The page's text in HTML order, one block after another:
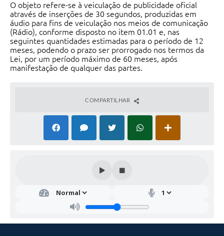
O objeto refere-se à veiculação de publicidade oficial
através de inserções de 30 segundos, produzidas em
áudio para fins de veiculação nos meios de comunicação
(Rádio), conforme disposto no item 01.01 e, nas
seguintes quantidades estimadas para o período de 12
meses, podendo o prazo ser prorrogado nos termos da
Lei, por um período máximo de 60 meses, após
manifestação de qualquer das partes.
COMPARTILHAR